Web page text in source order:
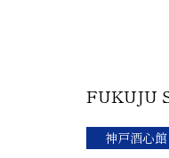
FUKUJU
神戸酒心館